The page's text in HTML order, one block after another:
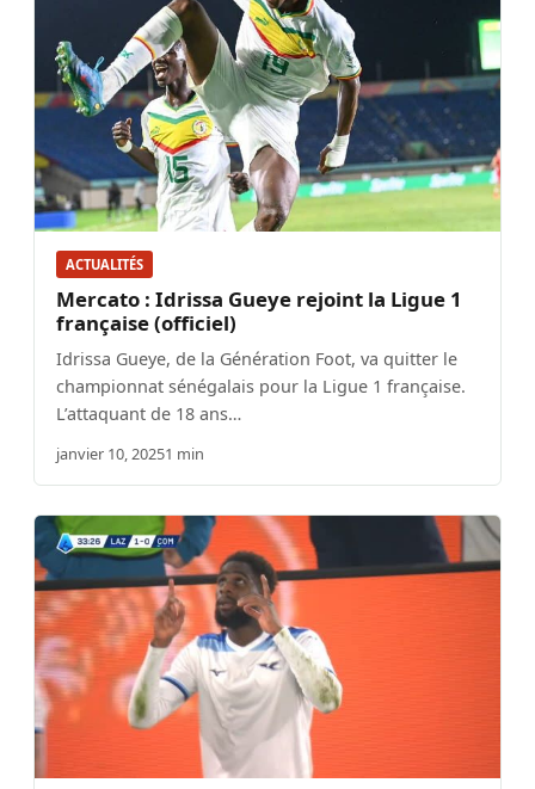
ACTUALITÉS
Mercato : Idrissa Gueye rejoint la Ligue 1
française (officiel)
Idrissa Gueye, de la Génération Foot, va quitter le
championnat sénégalais pour la Ligue 1 française.
L’attaquant de 18 ans…
janvier 10, 20251 min